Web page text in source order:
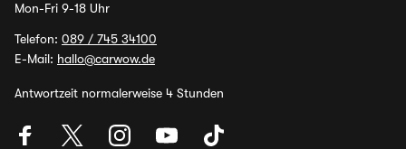
Mon-Fri 9-18 Uhr
Telefon: 089 / 745 34100
E-Mail: hallo@carwow.de
Antwortzeit normalerweise 4 Stunden